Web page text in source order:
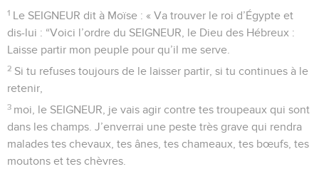
1 Le SEIGNEUR dit à Moïse : « Va trouver le roi d’Égypte et
dis-lui : “Voici l’ordre du SEIGNEUR, le Dieu des Hébreux :
Laisse partir mon peuple pour qu’il me serve.
2 Si tu refuses toujours de le laisser partir, si tu continues à le
retenir,
3 moi, le SEIGNEUR, je vais agir contre tes troupeaux qui sont
dans les champs. J’enverrai une peste très grave qui rendra
malades tes chevaux, tes ânes, tes chameaux, tes bœufs, tes
moutons et tes chèvres.